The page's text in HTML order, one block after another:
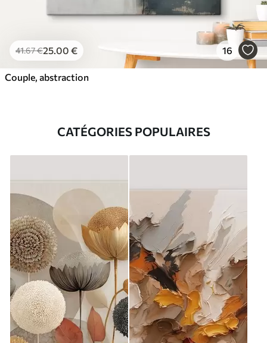
41.67€25.00 € 16
Couple, abstraction
CATÉGORIES POPULAIRES